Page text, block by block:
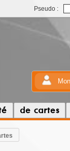
Pseudo :
de cartes